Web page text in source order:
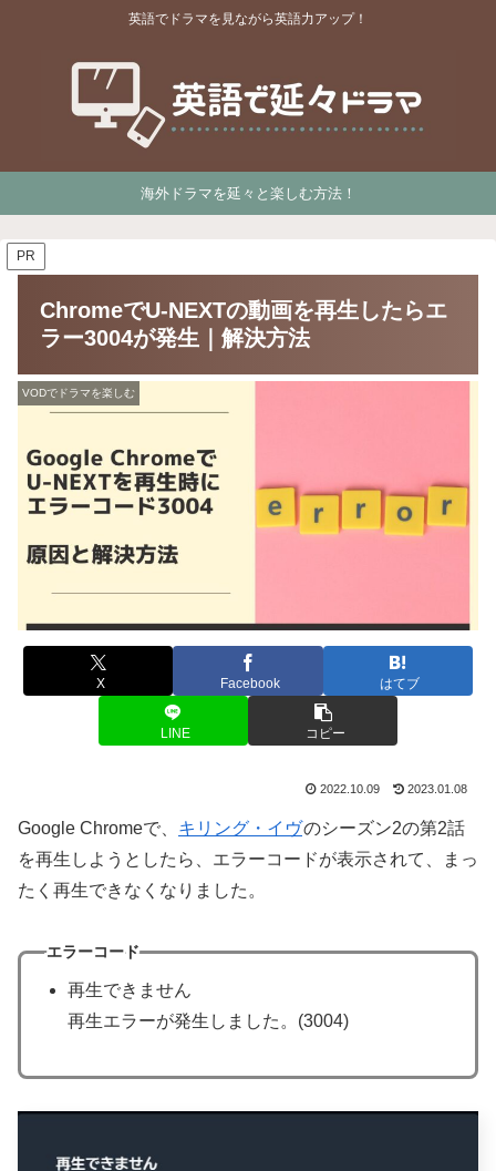
英語でドラマを見ながら英語力アップ！
海外ドラマを延々と楽しむ方法！
PR
ChromeでU-NEXTの動画を再生したらエ
ラー3004が発生｜解決方法
VODでドラマを楽しむ
X Facebook はてブ
LINE コピー
2022.10.09 2023.01.08
Google Chromeで、 キリング・イヴのシーズン2の第2話
を再生しようとしたら、エラーコードが表示されて、まっ
たく再生できなくなりました。
エラーコード
再生できません
再生エラーが発生しました。(3004)